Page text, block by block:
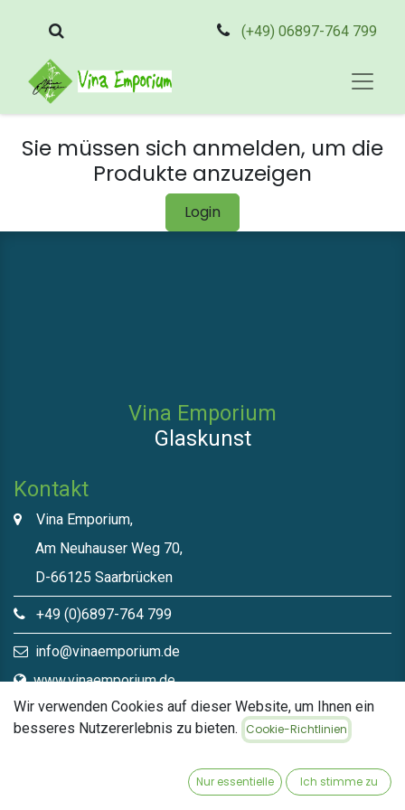
(+49) 06897-764 799
Sie müssen sich anmelden, um die
Produkte anzuzeigen
Login
Vina Emporium
Glaskunst
Kontakt
Vina Emporium,
Am Neuhauser Weg 70,
D-66125 Saarbrücken
+49 (0)6897-764 799
info@vinaemporium.de
www.vinaemporium.de
Direktlinks​
Wir verwenden Cookies auf dieser Website, um Ihnen ein
besseres Nutzererlebnis zu bieten.
Cookie-Richtlinien
Nur essentielle Ich stimme zu